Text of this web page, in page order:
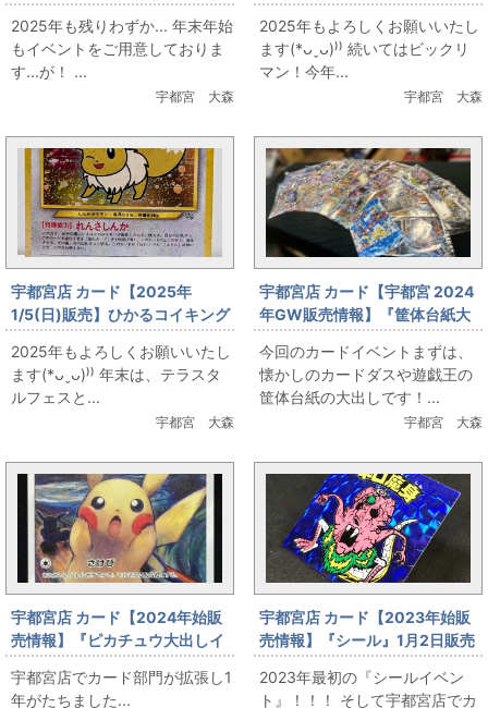
ンボールウエハースカード大出
し
2025年も残りわずか... 年末年始
もイベントをご用意しておりま
す...が！ ...
宇都宮 大森
ル
2025年もよろしくお願いいたし
ます(*ᴗˬᴗ)⁾⁾ 続いてはビックリ
マン！今年...
宇都宮 大森
宇都宮店 カード【2025年
1/5(日)販売】ひかるコイキング
＆イーブイ(れんさしんか)
2025年もよろしくお願いいたし
ます(*ᴗˬᴗ)⁾⁾ 年末は、テラスタ
ルフェスと...
宇都宮 大森
宇都宮店 カード【宇都宮 2024
年GW販売情報】『筐体台紙大
出し』5月5日（日）販売
今回のカードイベントまずは、
懐かしのカードダスや遊戯王の
筐体台紙の大出しです！...
宇都宮 大森
宇都宮店 カード【2024年始販
売情報】『ピカチュウ大出しイ
ベント』1月2日販売
宇都宮店でカード部門が拡張し1
年がたちました...
宇都宮店 カード【2023年始販
売情報】『シール』1月2日販売
2023年最初の『シールイベン
ト』！！！ そして宇都宮店でカ